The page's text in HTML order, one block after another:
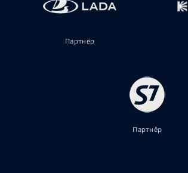
Партнёр
Партнёр